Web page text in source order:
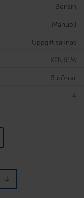
Bensin
Manuell
Uppgift saknas
XFN61M
5 dörrar
4